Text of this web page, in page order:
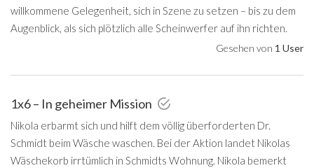
willkommene Gelegenheit, sich in Szene zu setzen – bis zu dem
Augenblick, als sich plötzlich alle Scheinwerfer auf ihn richten.
Gesehen von 1 User
1x6 – In geheimer Mission
Nikola erbarmt sich und hilft dem völlig überforderten Dr.
Schmidt beim Wäsche waschen. Bei der Aktion landet Nikolas
Wäschekorb irrtümlich in Schmidts Wohnung. Nikola bemerkt